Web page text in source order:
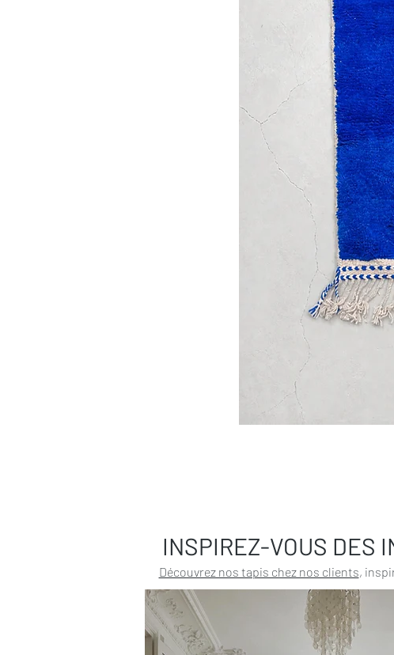
INSPIREZ-VOUS DES
Découvrez nos tapis chez nos clients,